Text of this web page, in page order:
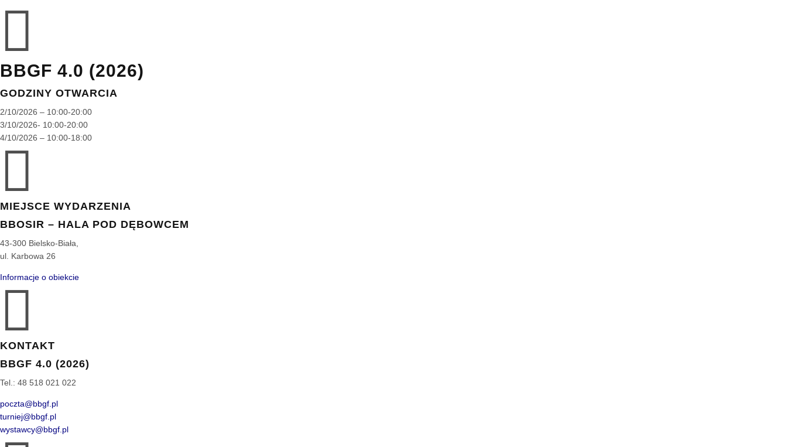

BBGF 4.0 (2026)
GODZINY OTWARCIA
2/10/2026 – 10:00-20:00
3/10/2026- 10:00-20:00
4/10/2026 – 10:00-18:00

MIEJSCE WYDARZENIA
BBOSIR – HALA POD DĘBOWCEM
43-300 Bielsko-Biała,
ul. Karbowa 26
Informacje o obiekcie

KONTAKT
BBGF 4.0 (2026)
Tel.: 48 518 021 022
poczta@bbgf.pl
turniej@bbgf.pl
wystawcy@bbgf.pl